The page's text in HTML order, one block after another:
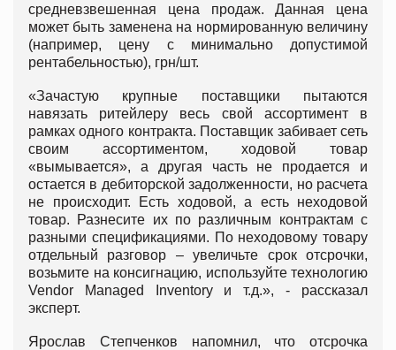
средневзвешенная цена продаж. Данная цена
может быть заменена на нормированную величину
(например, цену с минимально допустимой
рентабельностью), грн/шт.
«Зачастую крупные поставщики пытаются
навязать ритейлеру весь свой ассортимент в
рамках одного контракта. Поставщик забивает сеть
своим ассортиментом, ходовой товар
«вымывается», а другая часть не продается и
остается в дебиторской задолженности, но расчета
не происходит. Есть ходовой, а есть неходовой
товар. Разнесите их по различным контрактам с
разными спецификациями. По неходовому товару
отдельный разговор – увеличьте срок отсрочки,
возьмите на консигнацию, используйте технологию
Vendor Managed Inventory и т.д.», - рассказал
эксперт.
Ярослав Степченков напомнил, что отсрочка